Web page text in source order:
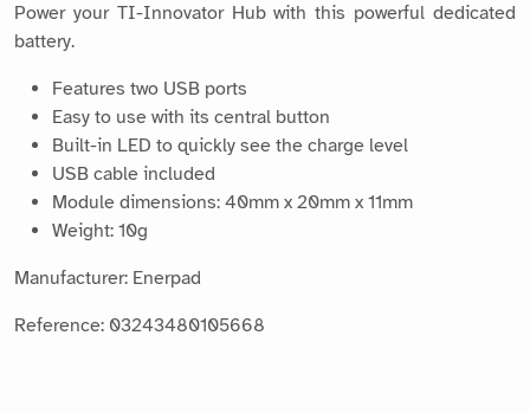
Power your TI-Innovator Hub with this powerful dedicated
battery.
Features two USB ports
Easy to use with its central button
Built-in LED to quickly see the charge level
USB cable included
Module dimensions: 40mm x 20mm x 11mm
Weight: 10g
Manufacturer: Enerpad
Reference: 03243480105668